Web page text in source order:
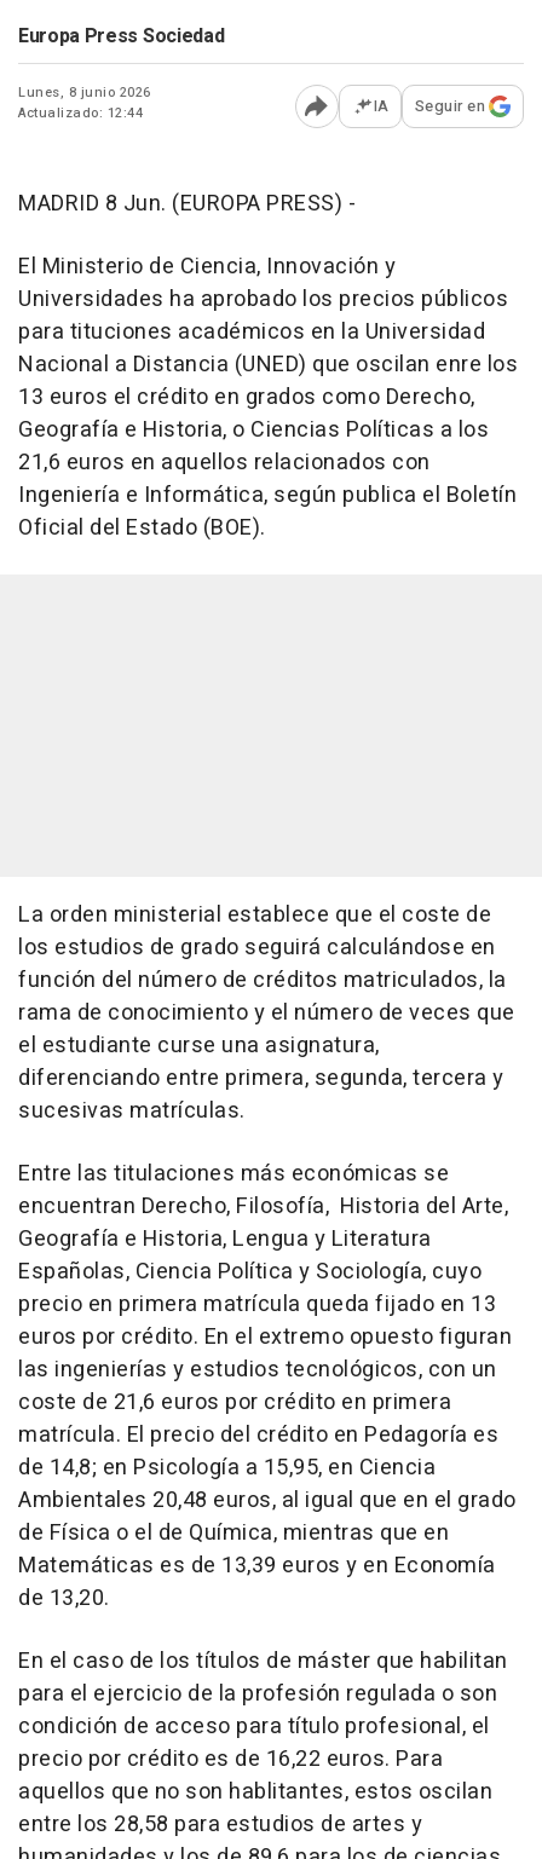
Europa Press Sociedad
Lunes, 8 junio 2026
Actualizado: 12:44
Abrir opciones para
IA Seguir en
MADRID 8 Jun. (EUROPA PRESS) -
El Ministerio de Ciencia, Innovación y
Universidades ha aprobado los precios públicos
para tituciones académicos en la Universidad
Nacional a Distancia (UNED) que oscilan enre los
13 euros el crédito en grados como Derecho,
Geografía e Historia, o Ciencias Políticas a los
21,6 euros en aquellos relacionados con
Ingeniería e Informática, según publica el Boletín
Oficial del Estado (BOE).
La orden ministerial establece que el coste de
los estudios de grado seguirá calculándose en
función del número de créditos matriculados, la
rama de conocimiento y el número de veces que
el estudiante curse una asignatura,
diferenciando entre primera, segunda, tercera y
sucesivas matrículas.
Entre las titulaciones más económicas se
encuentran Derecho, Filosofía, Historia del Arte,
Geografía e Historia, Lengua y Literatura
Españolas, Ciencia Política y Sociología, cuyo
precio en primera matrícula queda fijado en 13
euros por crédito. En el extremo opuesto figuran
las ingenierías y estudios tecnológicos, con un
coste de 21,6 euros por crédito en primera
matrícula. El precio del crédito en Pedagoría es
de 14,8; en Psicología a 15,95, en Ciencia
Ambientales 20,48 euros, al igual que en el grado
de Física o el de Química, mientras que en
Matemáticas es de 13,39 euros y en Economía
de 13,20.
En el caso de los títulos de máster que habilitan
para el ejercicio de la profesión regulada o son
condición de acceso para título profesional, el
precio por crédito es de 16,22 euros. Para
aquellos que no son hablitantes, estos oscilan
entre los 28,58 para estudios de artes y